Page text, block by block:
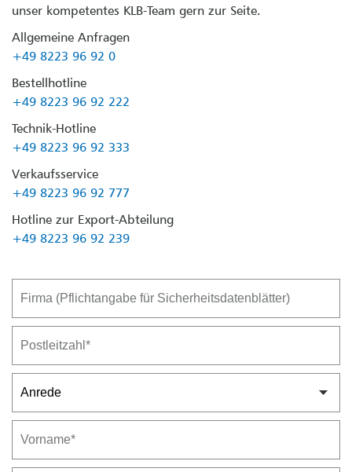
unser kompetentes KLB-Team gern zur Seite.
Allgemeine Anfragen
+49 8223 96 92 0
Bestellhotline
+49 8223 96 92 222
Technik-Hotline
+49 8223 96 92 333
Verkaufsservice
+49 8223 96 92 777
Hotline zur Export-Abteilung
+49 8223 96 92 239